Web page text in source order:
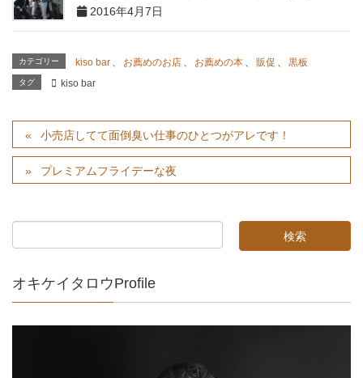
2016年4月7日
カテゴリー kiso bar 、 お薦めのお店 、 お薦めの本 、 販促 、 黒板
タグ kiso bar
小売店してて面倒臭い仕事のひとつがアレです！
プレミアムフライデーな夜
オキケイタロウProfile